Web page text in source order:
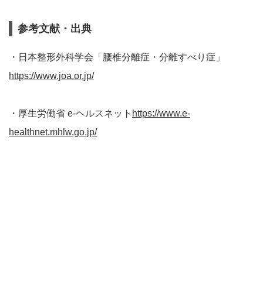
参考文献・出典
・日本整形外科学会「腰椎分離症・分離すべり症」
https://www.joa.or.jp/
・厚生労働省 e-ヘルスネット https://www.e-
healthnet.mhlw.go.jp/